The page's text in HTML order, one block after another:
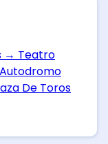
→ Teatro
Autodromo
De Toros